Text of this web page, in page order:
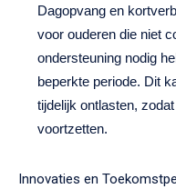
Dagopvang en
voor ouderen die niet
ondersteuning nodig
beperkte periode. Dit
tijdelijk ontlasten,
voortzetten.
Innovaties en